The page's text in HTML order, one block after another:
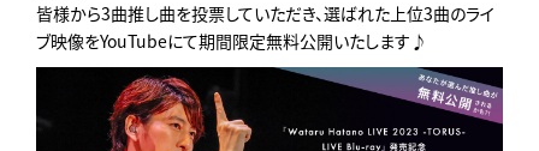
皆様から3曲推し曲を投票していただき、選ばれた上位3曲のライ
ブ映像をYouTubeにて期間限定無料公開いたします♪